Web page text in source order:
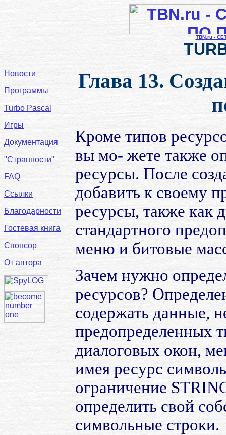
TBN.ru -
Новости
Программы
Turbo Pascal
Игры
Документация
"Странности"
FAQ
Ссылки
Благодарности
Гостевая книга
Спонсор
От автора
Глава 13.
Кроме типов
вы мо- жете также
ресурсы. После
добавить к своему
ресурсы, также как
стандартного
меню и битовые
Зачем нужно
ресурсов?
содержать данные,
предопределенных
диалоговых окон,
имея ресурс
ограничение
определить свой
символьные строки.